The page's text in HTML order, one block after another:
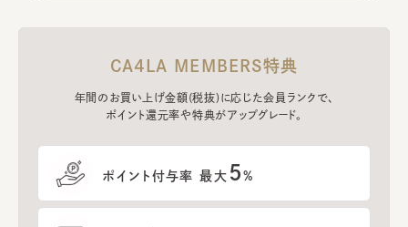
CA4LA MEMBERS特典
年間のお買い上げ金額(税抜)に応じた会員ランクで、
ポイント還元率や特典がアップグレード。
ポイント付与率 最大 5%